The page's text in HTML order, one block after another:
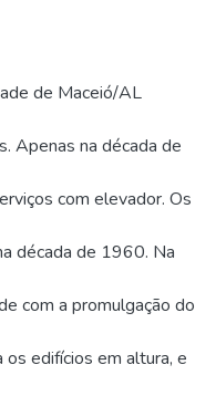
de Maceió/AL
Apenas na década de
com elevador. Os
década de 1960. Na
com a promulgação do
edifícios em altura, e